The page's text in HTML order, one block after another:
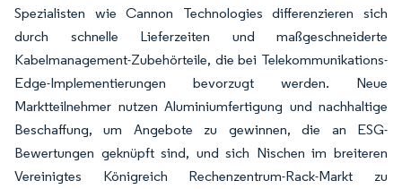
Spezialisten wie Cannon Technologies differenzieren sich
durch schnelle Lieferzeiten und maßgeschneiderte
Kabelmanagement-Zubehörteile, die bei Telekommunikations-
Edge-Implementierungen bevorzugt werden. Neue
Marktteilnehmer nutzen Aluminiumfertigung und nachhaltige
Beschaffung, um Angebote zu gewinnen, die an ESG-
Bewertungen geknüpft sind, und sich Nischen im breiteren
Vereinigtes Königreich Rechenzentrum-Rack-Markt zu